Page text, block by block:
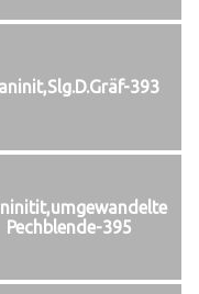
393
Pechblende-395